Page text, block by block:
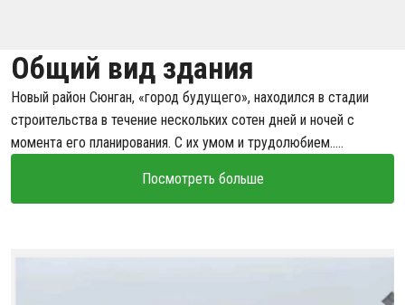
Общий вид здания
Новый район Сюнган, «город будущего», находился в стадии
строительства в течение нескольких сотен дней и ночей с
момента его планирования. С их умом и трудолюбием.....
Посмотреть больше